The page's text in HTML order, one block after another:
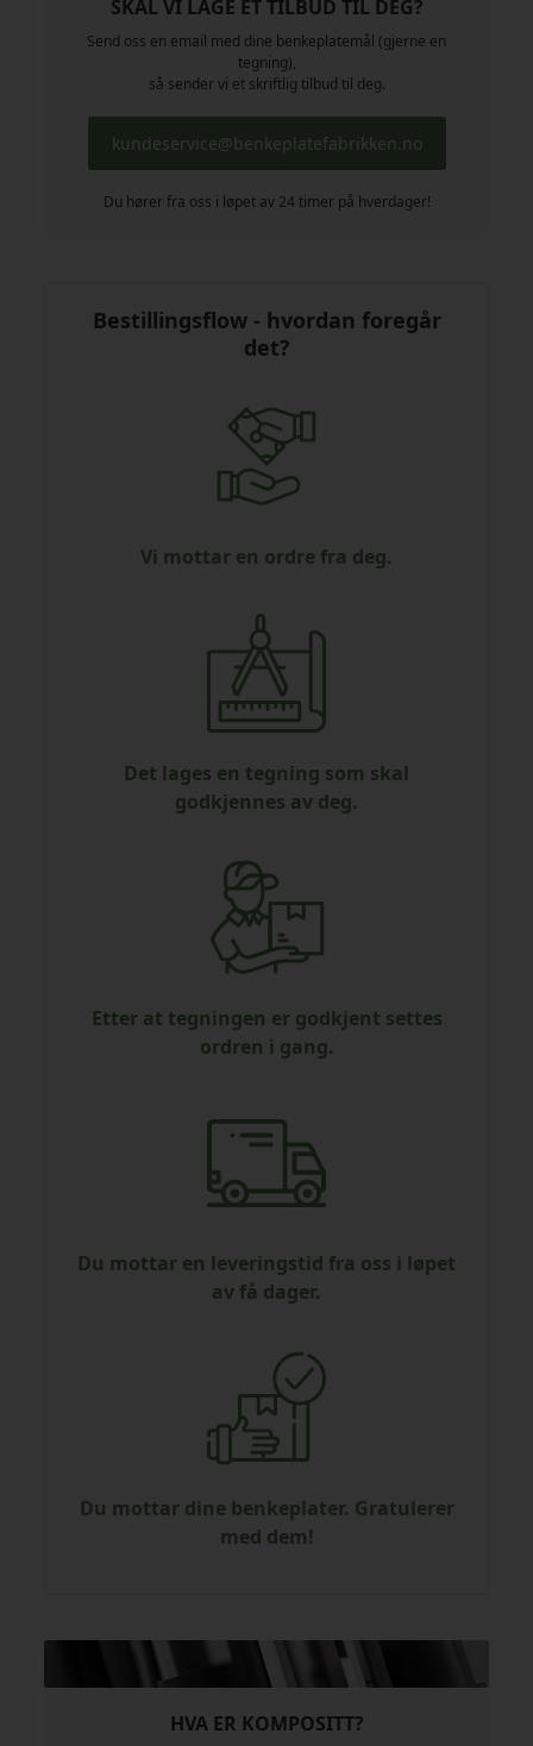
SKAL VI LAGE ET TILBUD TIL DEG?
Send oss en email med dine benkeplatemål (gjerne en
tegning),
så sender vi et skriftlig tilbud til deg.
kundeservice@benkeplatefabrikken.no
Du hører fra oss i løpet av 24 timer på hverdager!
Bestillingsflow - hvordan foregår
det?
Vi mottar en ordre fra deg.
Det lages en tegning som skal
godkjennes av deg.
Etter at tegningen er godkjent settes
ordren i gang.
Du mottar en leveringstid fra oss i løpet
av få dager.
Du mottar dine benkeplater. Gratulerer
med dem!
HVA ER KOMPOSITT?